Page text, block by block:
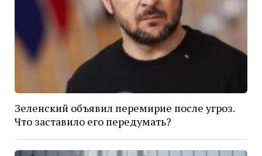
Зеленский объявил перемирие после угроз.
Что заставило его передумать?